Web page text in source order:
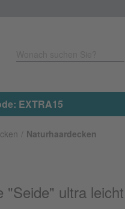
Naturhaardecken
"Seide" ultra leicht